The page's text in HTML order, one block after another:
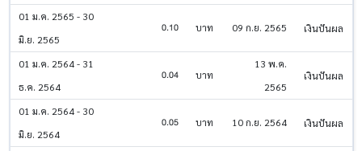
01 ม.ค. 2565 - 30
มิ.ย. 2565
0.10 บาท 09 ก.ย. 2565 เงินปันผล
01 ม.ค. 2564 - 31
ธ.ค. 2564
0.04 บาท
13 พ.ค.
2565
เงินปันผล
01 ม.ค. 2564 - 30
มิ.ย. 2564
0.05 บาท 10 ก.ย. 2564 เงินปันผล